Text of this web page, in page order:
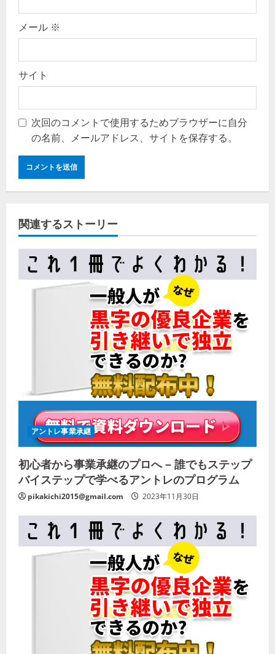
メール ※
サイト
次回のコメントで使用するためブラウザーに自分
の名前、メールアドレス、サイトを保存する。
関連するストーリー
アントレ事業承継
初心者から事業承継のプロへ – 誰でもステップ
バイステップで学べるアントレのプログラム
pikakichi2015@gmail.com 2023年11月30日